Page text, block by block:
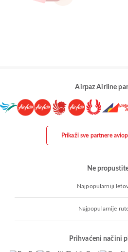
Airpaz Airline
Prikaži sve partnere
Ne
Najpopularniji
Najpopularnije
Prihvaćeni načini